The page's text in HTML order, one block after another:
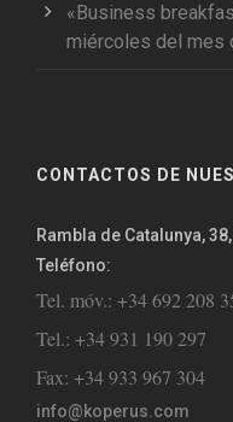
«Business
miércoles del mes
CONTACTOS DE
Rambla de Catalunya,
Teléfono:
Tel. móv.: +34 692 208
Tel.: +34 931 190 297
Fax: +34 933 967 304
info@koperus.com